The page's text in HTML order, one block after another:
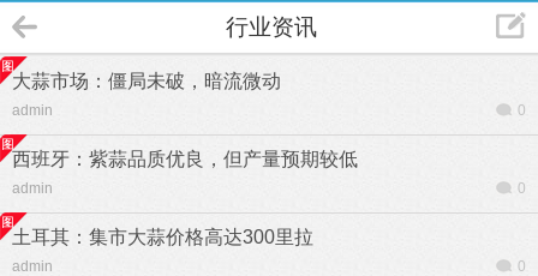
行业资讯
大蒜市场：僵局未破，暗流微动
admin 0
西班牙：紫蒜品质优良，但产量预期较低
admin 0
土耳其：集市大蒜价格高达300里拉
admin 0